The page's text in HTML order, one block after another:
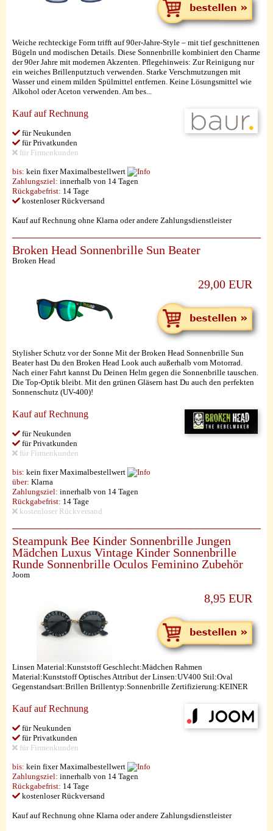
Weiche rechteckige Form trifft auf 90er-Jahre-Style – mit tief geschnittenen
Bügeln und modischen Details. Diese Sonnenbrille kombiniert den Charme
der 90er Jahre mit modernen Akzenten. Pflegehinweis: Zur Reinigung nur
ein weiches Brillenputztuch verwenden. Starke Verschmutzungen mit
Wasser und einem milden Spülmittel entfernen. Keine Lösungsmittel wie
Alkohol oder Aceton verwenden. Am bes...
Kauf auf Rechnung
für Neukunden
für Privatkunden
für Firmenkunden
bis: kein fixer Maximalbestellwert
Zahlungsziel: innerhalb von 14 Tagen
Rückgabefrist: 14 Tage
kostenloser Rückversand
Kauf auf Rechnung ohne Klarna oder andere Zahlungsdienstleister
Broken Head Sonnenbrille Sun Beater
Broken Head
29,00 EUR
Stylisher Schutz vor der Sonne Mit der Broken Head Sonnenbrille Sun
Beater hast Du den Broken Head Look auch außerhalb vom Motorrad.
Nach einer Fahrt kannst Du Deinen Helm gegen die Sonnenbrille tauschen.
Die Top-Optik bleibt. Mit den grünen Gläsern hast Du auch den perfekten
Sonnenschutz (UV-400)!
Kauf auf Rechnung
für Neukunden
für Privatkunden
für Firmenkunden
bis: kein fixer Maximalbestellwert
über: Klarna
Zahlungsziel: innerhalb von 14 Tagen
Rückgabefrist: 14 Tage
kostenloser Rückversand
Steampunk Bee Kinder Sonnenbrille Jungen
Mädchen Luxus Vintage Kinder Sonnenbrille
Runde Sonnenbrille Oculos Feminino Zubehör
Joom
8,95 EUR
Linsen Material:Kunststoff Geschlecht:Mädchen Rahmen
Material:Kunststoff Optisches Attribut der Linsen:UV400 Stil:Oval
Gegenstandsart:Brillen Brillentyp:Sonnenbrille Zertifizierung:KEINER
Kauf auf Rechnung
für Neukunden
für Privatkunden
für Firmenkunden
bis: kein fixer Maximalbestellwert
Zahlungsziel: innerhalb von 14 Tagen
Rückgabefrist: 14 Tage
kostenloser Rückversand
Kauf auf Rechnung ohne Klarna oder andere Zahlungsdienstleister